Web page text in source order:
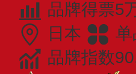
品牌得票5
日本
单
品牌指数